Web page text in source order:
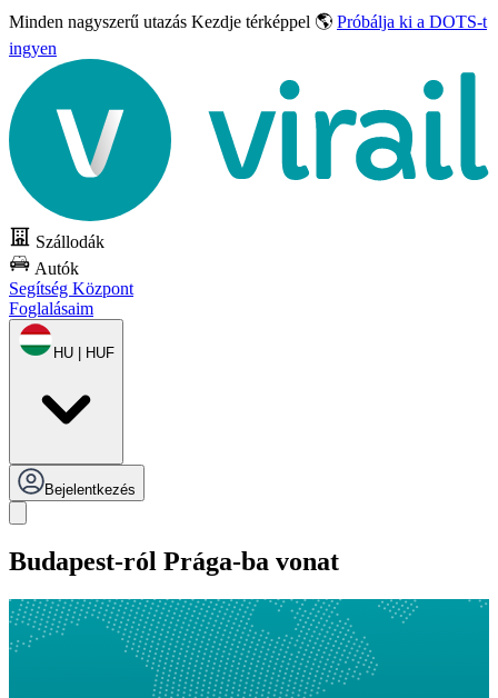
Minden nagyszerű utazás Kezdje térképpel 🌎 Próbálja ki a DOTS-t
ingyen
Szállodák
Autók
Segítség Központ
Foglalásaim
HU | HUF
Bejelentkezés
Budapest-ról Prága-ba vonat